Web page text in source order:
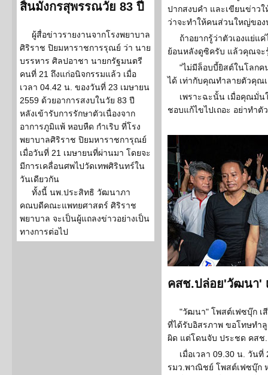
สิ้นมังกรสุพรรณวัย 83 ปี
ผู้สื่อข่าวรายงานจากโรงพยาบาล
ศิริราช ปิยมหาราชการรุณย์ ว่า นาย
บรรหาร ศิลปอาชา นายกรัฐมนตรี
คนที่ 21 ถึงแก่อนิจกรรมแล้ว เมื่อ
เวลา 04.42 น. ของวันที่ 23 เมษายน
2559 ด้วยอาการสงบในวัย 83 ปี
หลังเข้ารับการรักษาตัวเนื่องจาก
อาการภูมิแพ้ หอบหืด กำเริบ ที่โรง
พยาบาลศิริราช ปิยมหาราชการุณย์
เมื่อวันที่ 21 เมษายนที่ผ่านมา โดยจะ
มีการเคลื่อนศพไปวัดเทพศิรินทร์ใน
วันเดียวกัน
ทั้งนี้ นพ.ประสิทธิ วัฒนาภา
คณบดีคณะแพทยศาสตร์ ศิริราช
พยาบาล จะเป็นผู้แถลงข่าวอย่างเป็น
ทางการต่อไป
ปากสงบคำ และเขียนข่าว
ว่าจะทำให้คนส่วนใหญ่ของ
ถ้าอยากรู้ว่าตัวเองแย่แ
ย้อนหลังดูซิครับ แล้วคุณจะ
"ไม่มีล็อบบี้ยิสต์ในโลก
ได้ เท่ากับคุณทำลายตัวคุณเ
เพราะฉะนั้น เมื่อคุณมั่น
ชอบแก้ไขไปเถอะ อย่าทำตั
คสช.ปล่อย'วัฒนา'
"วัฒนา" โพสต์เฟซบุ๊ก เ
ที่ได้รับอิสรภาพ ขอโทษทำลู
ผิด แต่โดนจับ ประชด คสช
เมื่อเวลา 09.30 น. วัน
รมว.พาณิชย์ โพสต์เฟซบุ๊ก